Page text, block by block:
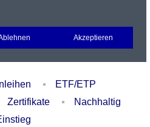
Portfolio Login
ETF/ETP
Zertifikate
Nachhaltig
Akzeptieren